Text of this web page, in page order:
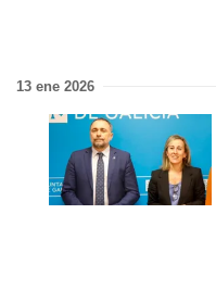
13 ene 2026